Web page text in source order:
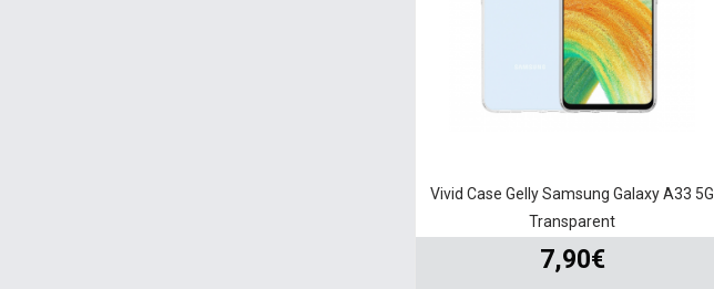
Vivid Case Gelly Samsung Galaxy A33 5G
Transparent
7,90€